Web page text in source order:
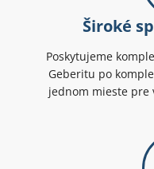
Široké
Poskytujeme
Geberitu po
jednom mieste pre